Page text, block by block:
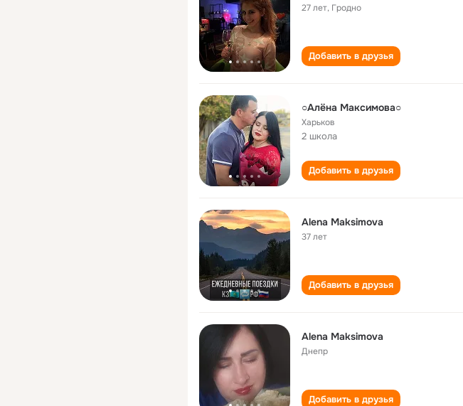
27 лет, Гродно
Добавить в друзья
○Алёна Максимова○
Харьков
2 школа
Добавить в друзья
Alena Maksimova
37 лет
Добавить в друзья
Alena Maksimova
Днепр
Добавить в друзья